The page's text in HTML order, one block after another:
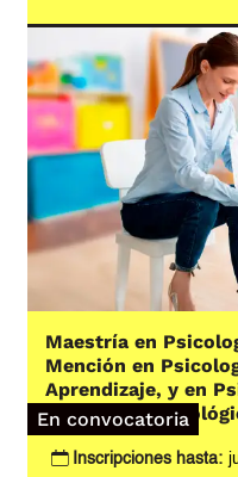
En convocatoria
Maestría en
Mención en
Aprendizaje, y en
Desarrollo
Inscripciones hasta: